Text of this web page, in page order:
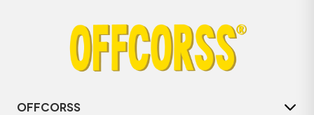
OFFCORSS